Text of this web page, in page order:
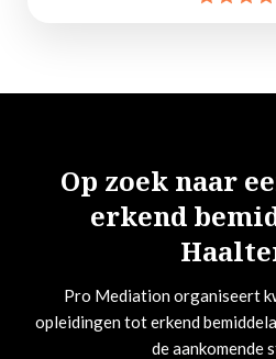
Op zoek naar
erkend
Pro Mediation organiseert
opleidingen tot erkend
de aankomende